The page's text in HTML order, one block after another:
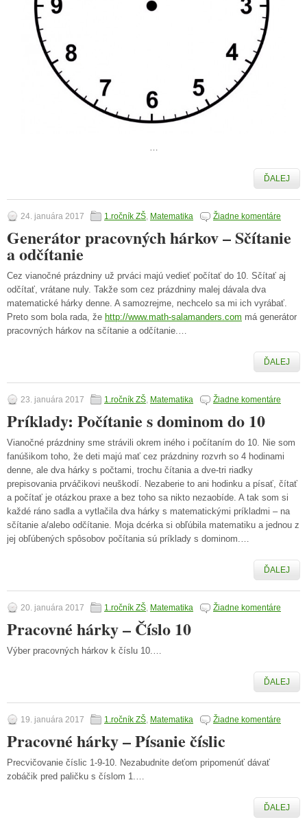
…
ĎALEJ
24. januára 2017 1.ročník ZŠ, Matematika Žiadne komentáre
Generátor pracovných hárkov – Sčítanie
a odčítanie
Cez vianočné prázdniny už prváci majú vedieť počítať do 10. Sčítať aj
odčítať, vrátane nuly. Takže som cez prázdniny malej dávala dva
matematické hárky denne. A samozrejme, nechcelo sa mi ich vyrábať.
Preto som bola rada, že http://www.math-salamanders.com má generátor
pracovných hárkov na sčítanie a odčítanie.…
ĎALEJ
23. januára 2017 1.ročník ZŠ, Matematika Žiadne komentáre
Príklady: Počítanie s dominom do 10
Vianočné prázdniny sme strávili okrem iného i počítaním do 10. Nie som
fanúšikom toho, že deti majú mať cez prázdniny rozvrh so 4 hodinami
denne, ale dva hárky s počtami, trochu čítania a dve-tri riadky
prepisovania prváčikovi neuškodí. Nezaberie to ani hodinku a písať, čítať
a počítať je otázkou praxe a bez toho sa nikto nezaobíde. A tak som si
každé ráno sadla a vytlačila dva hárky s matematickými príkladmi – na
sčítanie a/alebo odčítanie. Moja dcérka si obľúbila matematiku a jednou z
jej obľúbených spôsobov počítania sú príklady s dominom.…
ĎALEJ
20. januára 2017 1.ročník ZŠ, Matematika Žiadne komentáre
Pracovné hárky – Číslo 10
Výber pracovných hárkov k číslu 10.…
ĎALEJ
19. januára 2017 1.ročník ZŠ, Matematika Žiadne komentáre
Pracovné hárky – Písanie číslic
Precvičovanie číslic 1-9-10. Nezabudnite deťom pripomenúť dávať
zobáčik pred paličku s číslom 1.…
ĎALEJ